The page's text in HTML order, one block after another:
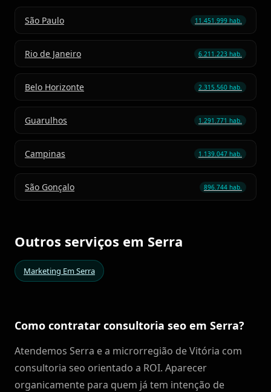
São Paulo 11.451.999 hab.
Rio de Janeiro 6.211.223 hab.
Belo Horizonte 2.315.560 hab.
Guarulhos 1.291.771 hab.
Campinas 1.139.047 hab.
São Gonçalo 896.744 hab.
Outros serviços em Serra
Marketing Em Serra
Como contratar consultoria seo em Serra?
Atendemos Serra e a microrregião de Vitória com
consultoria seo orientado a ROI. Aparecer
organicamente para quem já tem intenção de